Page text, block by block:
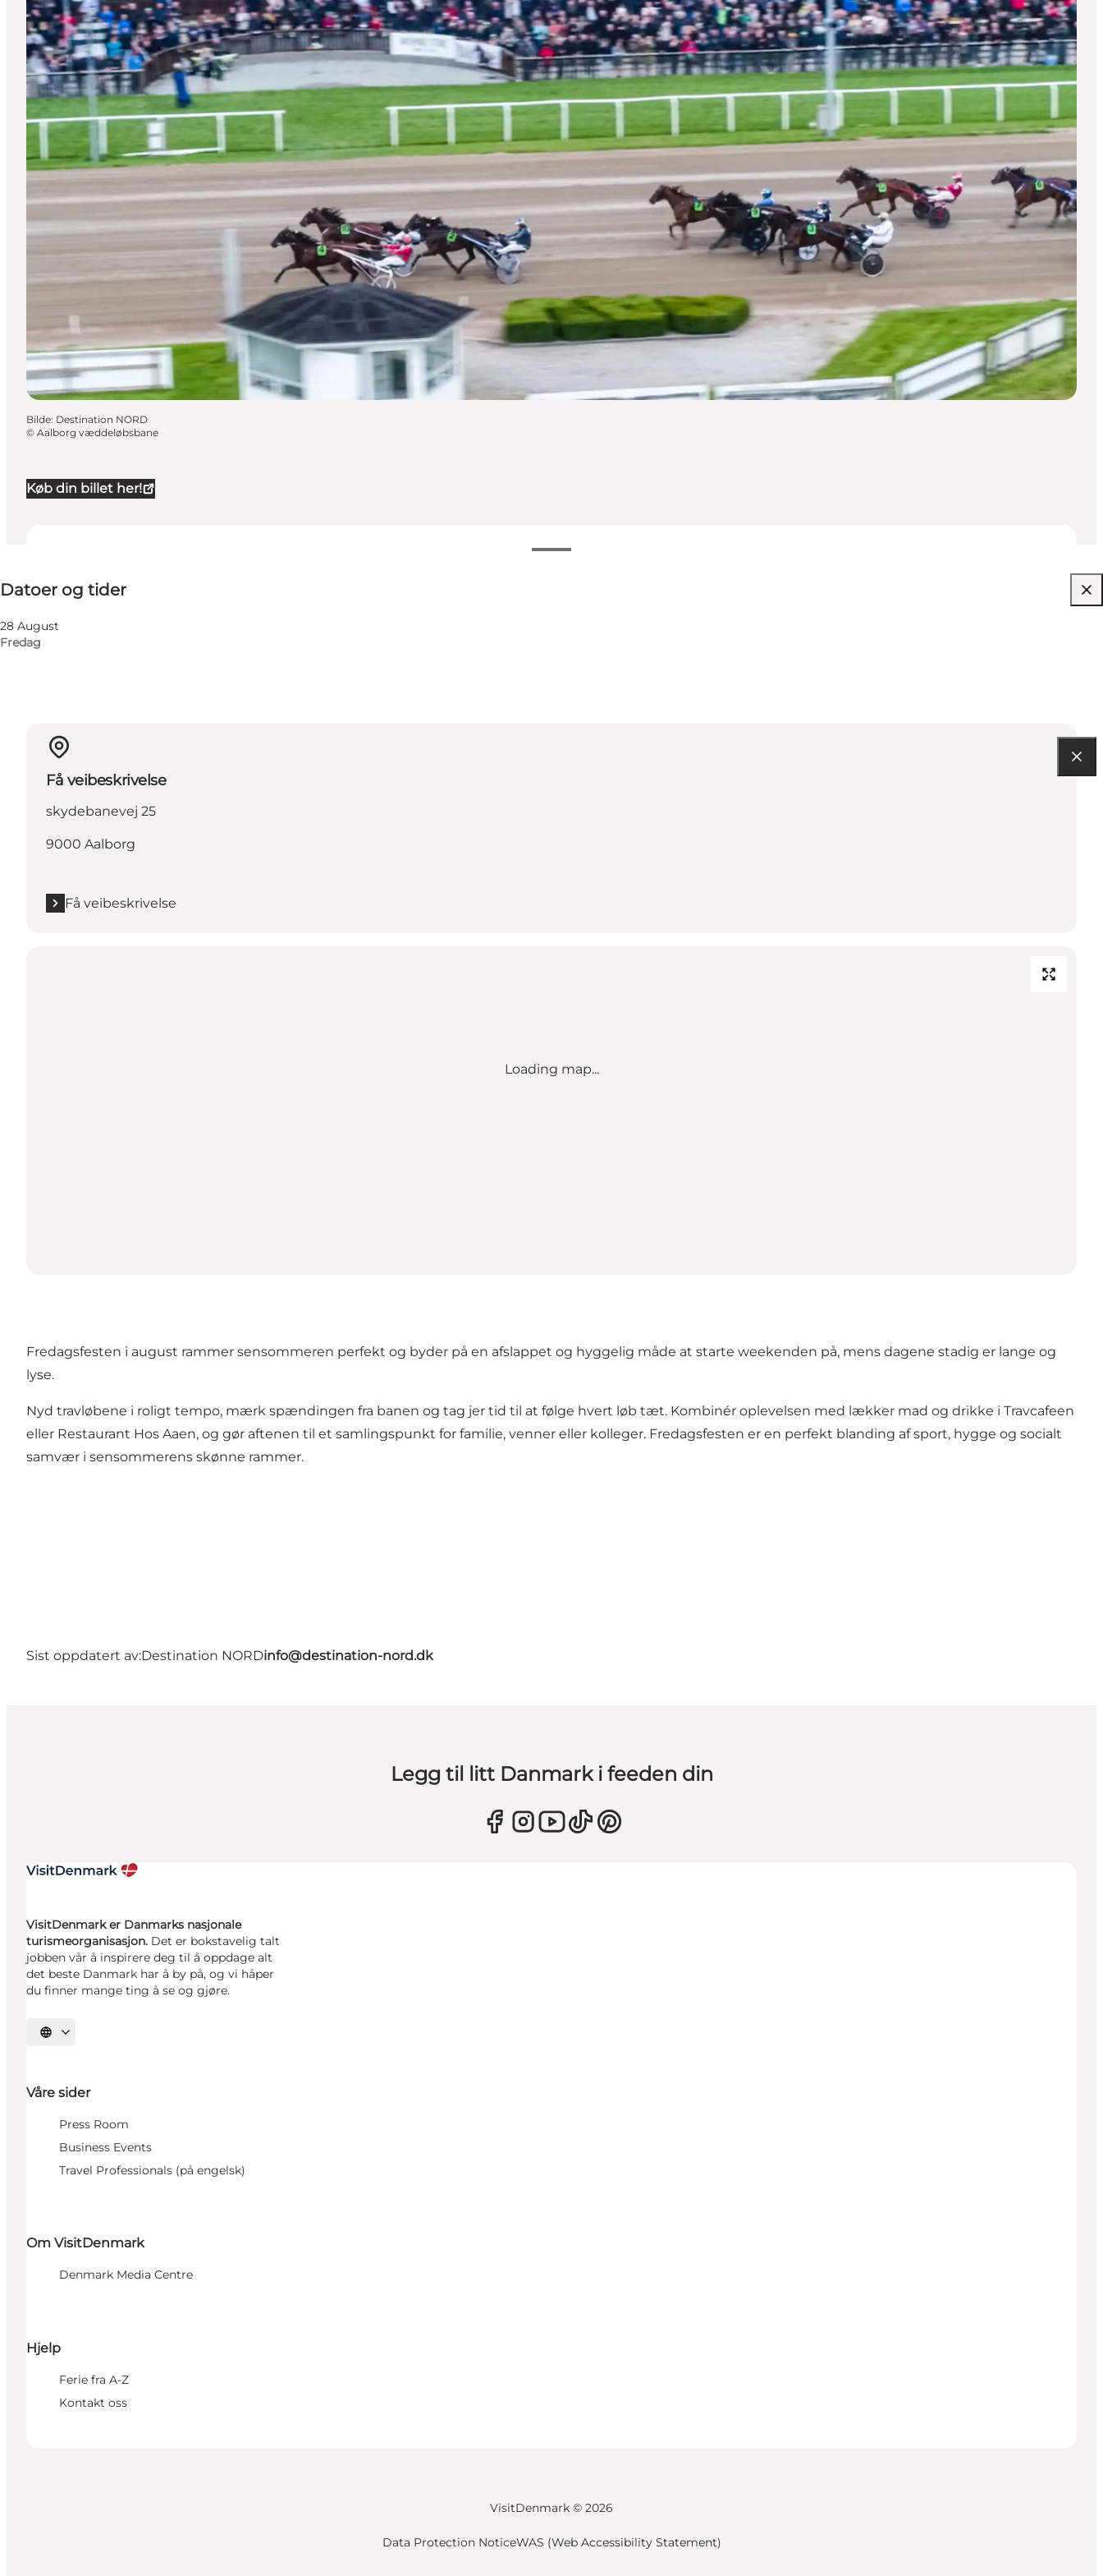
Køb din billet her!
Datoer og tider
28 August
Fredag
Besøk nettside
Bilde: Destination NORD
© Aalborg væddeløbsbane
Få veibeskrivelse
skydebanevej 25
9000 Aalborg
Få veibeskrivelse
Loading map...
Fredagsfesten i august rammer sensommeren perfekt og byder på en afslappet og hyggelig måde at starte weekenden på, mens dagene stadig er lange og
lyse.
Nyd travløbene i roligt tempo, mærk spændingen fra banen og tag jer tid til at følge hvert løb tæt. Kombinér oplevelsen med lækker mad og drikke i Travcafeen
eller Restaurant Hos Aaen, og gør aftenen til et samlingspunkt for familie, venner eller kolleger. Fredagsfesten er en perfekt blanding af sport, hygge og socialt
samvær i sensommerens skønne rammer.
Sist oppdatert av:Destination NORDinfo@destination-nord.dk
Legg til litt Danmark i feeden din
VisitDenmark er Danmarks nasjonale
turismeorganisasjon. Det er bokstavelig talt
jobben vår å inspirere deg til å oppdage alt
det beste Danmark har å by på, og vi håper
du finner mange ting å se og gjøre.
Velg språk
Våre sider
Press Room
Business Events
Travel Professionals (på engelsk)
Om VisitDenmark
Denmark Media Centre
Hjelp
Ferie fra A-Z
Kontakt oss
VisitDenmark © 2026
Data Protection NoticeWAS (Web Accessibility Statement)